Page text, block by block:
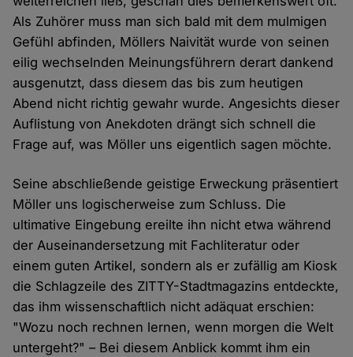
Als Zuhörer muss man sich bald mit dem mulmigen
Gefühl abfinden, Möllers Naivität wurde von seinen
eilig wechselnden Meinungsführern derart dankend
ausgenutzt, dass diesem das bis zum heutigen
Abend nicht richtig gewahr wurde. Angesichts dieser
Auflistung von Anekdoten drängt sich schnell die
Frage auf, was Möller uns eigentlich sagen möchte.
Seine abschließende geistige Erweckung präsentiert
Möller uns logischerweise zum Schluss. Die
ultimative Eingebung ereilte ihn nicht etwa während
der Auseinandersetzung mit Fachliteratur oder
einem guten Artikel, sondern als er zufällig am Kiosk
die Schlagzeile des ZITTY-Stadtmagazins entdeckte,
das ihm wissenschaftlich nicht adäquat erschien:
"Wozu noch rechnen lernen, wenn morgen die Welt
untergeht?" – Bei diesem Anblick kommt ihm ein